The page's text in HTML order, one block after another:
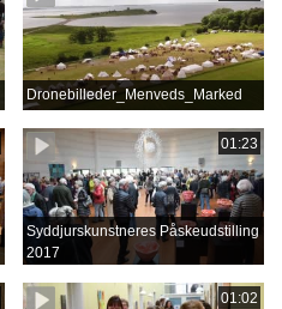
Dronebilleder_Menveds_Marked
01:23
Syddjurskunstneres Påskeudstilling
2017
01:02